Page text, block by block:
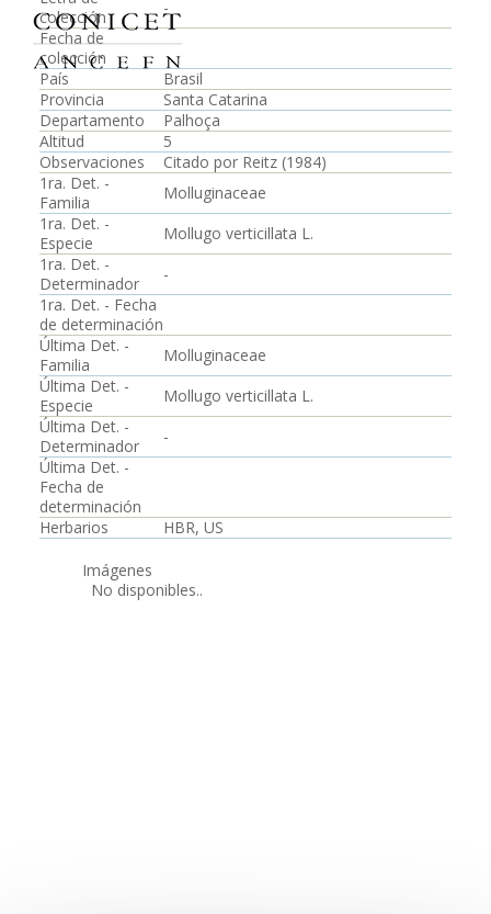
colección
-
Fecha de
colección
País
Brasil
Provincia
Santa Catarina
Departamento
Palhoça
Altitud
5
Observaciones
Citado por Reitz (1984)
1ra. Det. -
Familia
Molluginaceae
1ra. Det. -
Especie
Mollugo verticillata L.
1ra. Det. -
Determinador
-
1ra. Det. - Fecha
de determinación
Última Det. -
Familia
Molluginaceae
Última Det. -
Especie
Mollugo verticillata L.
Última Det. -
Determinador
-
Última Det. -
Fecha de
determinación
Herbarios
HBR, US
Imágenes
No disponibles..